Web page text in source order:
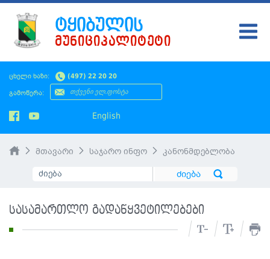
ცხელი ხაზი: (497) 22 20 20
გამოწერა:
English
ᲢᲧᲘᲑᲣᲚᲘᲡ
ᲛᲣᲜᲘᲪᲘᲞᲐᲚᲘᲢᲔᲢᲘ
ᲢᲧᲘᲑᲣᲚᲘ
ᲡᲐᲙᲠᲔᲑᲣᲚᲝ
ᲛᲝᲥᲐᲚᲐᲥᲔᲡ
SMS ᲞᲚᲐᲢᲤᲝᲠᲛᲐ
მთავარი საჯარო ინფო კანონმდებლობა
სასამართლო გადაწყვეტილებები